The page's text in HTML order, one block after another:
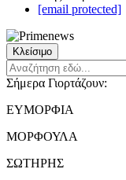
[email protected]
Κλείσιμο
Σήμερα Γιορτάζουν:
ΕΥΜΟΡΦΙΑ
ΜΟΡΦΟΥΛΑ
ΣΩΤΗΡΗΣ